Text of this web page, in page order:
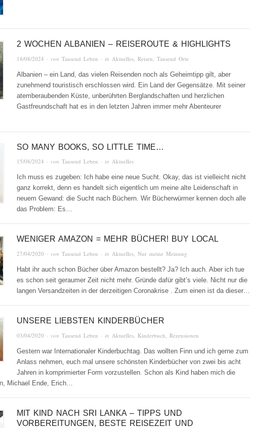
2 WOCHEN ALBANIEN – REISEROUTE & HIGHLIGHTS
18/08/2024 · von Tausend Leben · in Aktuelles Reisen Tausend Orte
Albanien – ein Land, das vielen Reisenden noch als Geheimtipp gilt, aber
zunehmend touristisch erschlossen wird. Ein Land der Gegensätze. Mit seiner
atemberaubenden Küste, unberührten Berglandschaften und herzlichen
Gastfreundschaft hat es in den letzten Jahren immer mehr Abenteurer
SO MANY BOOKS, SO LITTLE TIME…
15/08/2024 · von Tausend Leben · in Aktuelles
Ich muss es zugeben: Ich habe eine neue Sucht. Okay, das ist vielleicht nicht
ganz korrekt, denn es handelt sich eigentlich um meine alte Leidenschaft in
neuem Gewand: die Sucht nach Büchern. Wir Bücherwürmer kennen doch alle
das Problem: Es…
WENIGER AMAZON = MEHR BÜCHER! BUY LOCAL
27/04/2020 · von Tausend Leben · in Aktuelles Nur meine Meinung
Habt ihr auch schon Bücher über Amazon bestellt? Ja? Ich auch. Aber ich tue
es schon seit geraumer Zeit nicht mehr. Gründe dafür gibt’s viele. Nicht nur die
langen Versandzeiten in der derzeitigen Coronakrise . Zum einen ist da dieser…
UNSERE LIEBSTEN KINDERBÜCHER
03/04/2020 · von Tausend Leben · in Aktuelles Kinderbuch Rezensionen
Gestern war Internationaler Kinderbuchtag. Das wollten Finn und ich gerne zum
Anlass nehmen, euch mal unsere schönsten Kinderbücher von zwei bis acht
Jahren in komprimierter Form vorzustellen. Schon als Kind haben mich die
Michael Ende, Erich…
MIT KIND NACH SRI LANKA – TIPPS UND
VORBEREITUNGEN, BESTE REISEZEIT UND